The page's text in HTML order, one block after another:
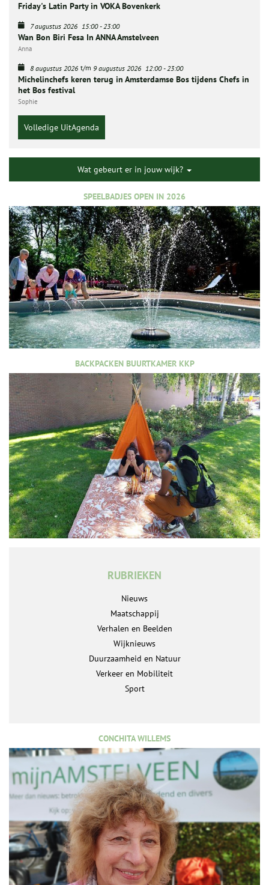
Friday's Latin Party in VOKA Bovenkerk
7 augustus 2026 15:00-23:00
Wan Bon Biri Fesa In ANNA Amstelveen
Anna
8 augustus 2026 t/m 9 augustus 2026 12:00-23:00
Michelinchefs keren terug in Amsterdamse Bos tijdens Chefs in
het Bos festival
Sophie
Volledige UitAgenda
Wat gebeurt er in jouw wijk?
SPEELBADJES OPEN IN 2026
BACKPACKEN BUURTKAMER KKP
RUBRIEKEN
Nieuws
Maatschappij
Verhalen en Beelden
Wijknieuws
Duurzaamheid en Natuur
Verkeer en Mobiliteit
Sport
CONCHITA WILLEMS